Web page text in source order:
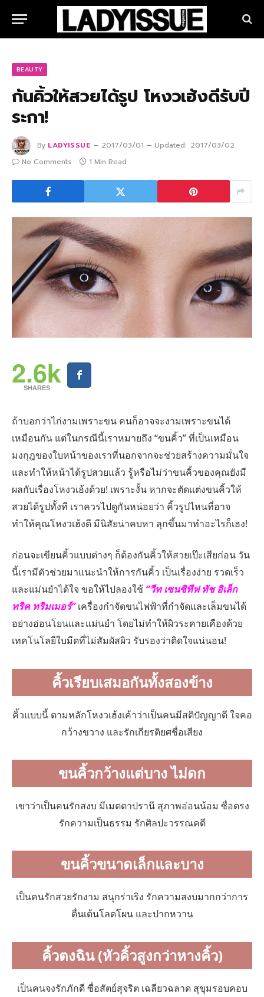
BEAUTY
กันคิ้วให้สวยได้รูป โหงวเฮ้งดีรับปี
ระกา!
By LADYISSUE 2017/03/01 Updated: 2017/03/02
No Comments
1 Min Read
2.6k
SHARES
ถ้าบอกว่าไก่งามเพราะขน คนก็อาจจะงามเพราะขนได้
เหมือนกัน แต่ในกรณีนี้เราหมายถึง “ขนคิ้ว” ที่เป็นเหมือน
มงกุฎของใบหน้าของเราที่นอกจากจะช่วยสร้างความมั่นใจ
และทำให้หน้าได้รูปสวยแล้ว รู้หรือไม่ว่าขนคิ้วของคุณยังมี
ผลกับเรื่องโหงวเฮ้งด้วย! เพราะงั้น หากจะตัดแต่งขนคิ้วให้
สวยได้รูปทั้งที เราควรไปดูกันหน่อยว่า คิ้วรูปไหนที่อาจ
ทำให้คุณโหงวเฮ้งดี มีนิสัยน่าคบหา ลุกขึ้นมาทำอะไรก็เฮง!
ก่อนจะเขียนคิ้วแบบต่างๆ ก็ต้องกันคิ้วให้สวยเป๊ะเสียก่อน วัน
นี้เรามีตัวช่วยมาแนะนำให้การกันคิ้ว เป็นเรื่องง่าย รวดเร็ว
และแม่นยำได้ใจ ขอให้ไปลองใช้ “วีท เซนซิทีฟ ทัช อิเล็ก
ทริค ทริมเมอร์” เครื่องกำจัดขนไฟฟ้าที่กำจัดและเล็มขนได้
อย่างอ่อนโยนและแม่นยำ โดยไม่ทำให้ผิวระคายเคืองด้วย
เทคโนโลยีใบมีดที่ไม่สัมผัสผิว รับรองว่าติดใจแน่นอน!
คิ้วเรียบเสมอกันทั้งสองข้าง
คิ้วแบบนี้ ตามหลักโหงวเฮ้งเค้าว่าเป็นคนมีสติปัญญาดี ใจคอ
กว้างขวาง และรักเกียรติยศชื่อเสียง
ขนคิ้วกว้างแต่บาง ไม่ดก
เขาว่าเป็นคนรักสงบ มีเมตตาปรานี สุภาพอ่อนน้อม ซื่อตรง
รักความเป็นธรรม รักศิลปะวรรณคดี
ขนคิ้วขนาดเล็กและบาง
เป็นคนรักสวยรักงาม สนุกร่าเริง รักความสงบมากกว่าการ
ตื่นเต้นโลดโผน และปากหวาน
คิ้วตงฉิน (หัวคิ้วสูงกว่าหางคิ้ว)
เป็นคนจงรักภักดี ซื่อสัตย์สุจริต เฉลียวฉลาด สุขุมรอบคอบ